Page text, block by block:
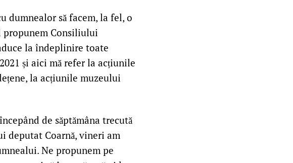
dumnealor să facem, la fel, o
propunem Consiliului
la îndeplinire toate
și aici mă refer la acțiunile
la acțiunile muzeului
de săptămâna trecută
deputat Coarnă, vineri am
Ne propunem pe